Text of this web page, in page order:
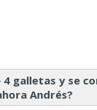
galletas y se
Andrés?